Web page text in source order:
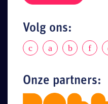
Volg ons:
Onze partners: